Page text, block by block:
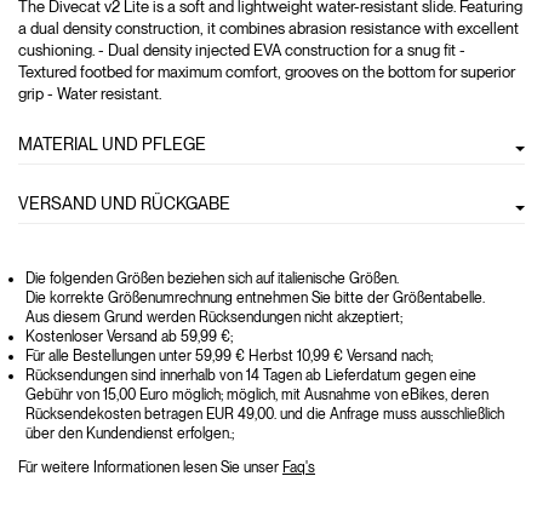
The Divecat v2 Lite is a soft and lightweight water-resistant slide. Featuring
a dual density construction, it combines abrasion resistance with excellent
cushioning. - Dual density injected EVA construction for a snug fit -
Textured footbed for maximum comfort, grooves on the bottom for superior
grip - Water resistant.
MATERIAL UND PFLEGE
VERSAND UND RÜCKGABE
Die folgenden Größen beziehen sich auf italienische Größen.
Die korrekte Größenumrechnung entnehmen Sie bitte der Größentabelle.
Aus diesem Grund werden Rücksendungen nicht akzeptiert;
Kostenloser Versand ab 59,99 €;
Für alle Bestellungen unter 59,99 € Herbst 10,99 € Versand nach;
Rücksendungen sind innerhalb von 14 Tagen ab Lieferdatum gegen eine
Gebühr von 15,00 Euro möglich; möglich, mit Ausnahme von eBikes, deren
Rücksendekosten betragen EUR 49,00. und die Anfrage muss ausschließlich
über den Kundendienst erfolgen.;
Für weitere Informationen lesen Sie unser Faq's